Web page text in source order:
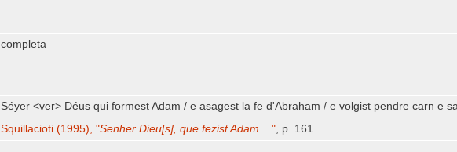
completa
Séyer <ver> Déus qui formest Adam / e asagest la fe d'Abraham / e volgist pendre carn e
Squillacioti (1995), "Senher Dieu[s], que fezist Adam ...", p. 161